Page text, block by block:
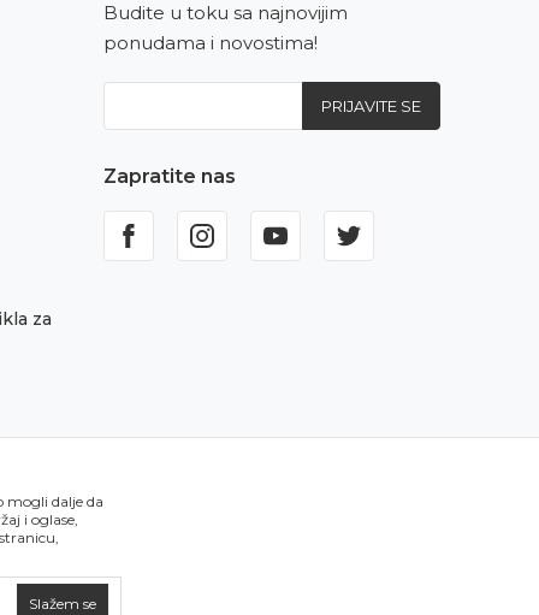
za
Budite u toku sa najnovijim
ponudama i novostima!
PRIJAVITE SE
Zapratite nas
mogli dalje da
i oglase,
Slažem se